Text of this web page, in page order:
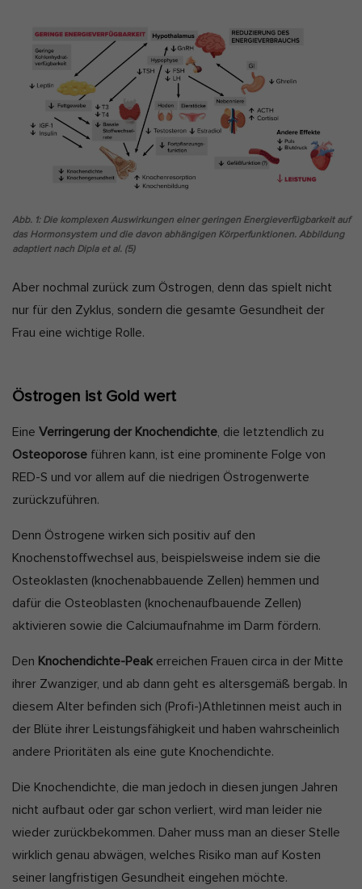
Abb. 1: Die komplexen Auswirkungen einer geringen Energieverfügbarkeit auf
das Hormonsystem und die davon abhängigen Körperfunktionen. Abbildung
adaptiert nach Dipla et al. (5)
Aber nochmal zurück zum Östrogen, denn das spielt nicht
nur für den Zyklus, sondern die gesamte Gesundheit der
Frau eine wichtige Rolle.
Östrogen ist Gold wert
Eine Verringerung der Knochendichte , die letztendlich zu
Osteoporose führen kann, ist eine prominente Folge von
RED-S und vor allem auf die niedrigen Östrogenwerte
zurückzuführen.
Denn Östrogene wirken sich positiv auf den
Knochenstoffwechsel aus, beispielsweise indem sie die
Osteoklasten (knochenabbauende Zellen) hemmen und
dafür die Osteoblasten (knochenaufbauende Zellen)
aktivieren sowie die Calciumaufnahme im Darm fördern.
Den Knochendichte-Peakerreichen Frauen circa in der Mitte
ihrer Zwanziger, und ab dann geht es altersgemäß bergab. In
diesem Alter befinden sich (Profi-)Athletinnen meist auch in
der Blüte ihrer Leistungsfähigkeit und haben wahrscheinlich
andere Prioritäten als eine gute Knochendichte.
Die Knochendichte, die man jedoch in diesen jungen Jahren
nicht aufbaut oder gar schon verliert, wird man leider nie
wieder zurückbekommen. Daher muss man an dieser Stelle
wirklich genau abwägen, welches Risiko man auf Kosten
seiner langfristigen Gesundheit eingehen möchte.